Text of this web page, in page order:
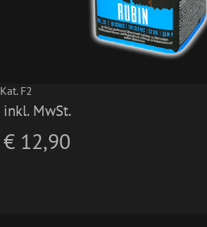
Kat. F2
inkl. MwSt.
€ 12,90